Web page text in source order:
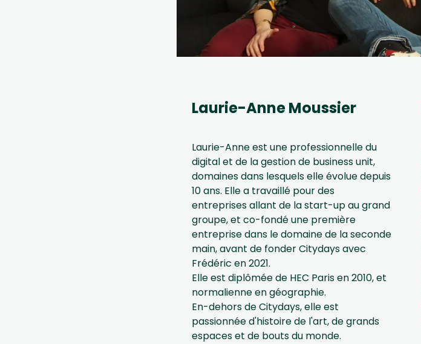
Laurie-Anne Moussier
Laurie-Anne est une professionnelle du
digital et de la gestion de business unit,
domaines dans lesquels elle évolue depuis
10 ans. Elle a travaillé pour des
entreprises allant de la start-up au grand
groupe, et co-fondé une première
entreprise dans le domaine de la seconde
main, avant de fonder Citydays avec
Frédéric en 2021.
Elle est diplômée de HEC Paris en 2010, et
normalienne en géographie.
En-dehors de Citydays, elle est
passionnée d'histoire de l'art, de grands
espaces et de bouts du monde.